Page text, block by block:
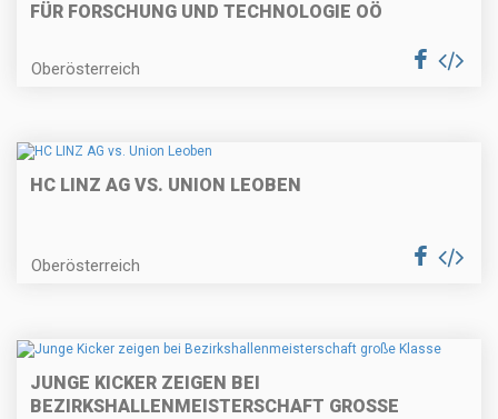
FÜR FORSCHUNG UND TECHNOLOGIE OÖ
Oberösterreich
HC LINZ AG VS. UNION LEOBEN
Oberösterreich
JUNGE KICKER ZEIGEN BEI
BEZIRKSHALLENMEISTERSCHAFT GROSSE K